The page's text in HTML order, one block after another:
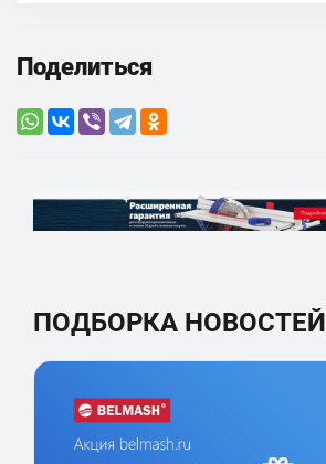
Поделиться
ПОДБОРКА НОВОСТЕЙ